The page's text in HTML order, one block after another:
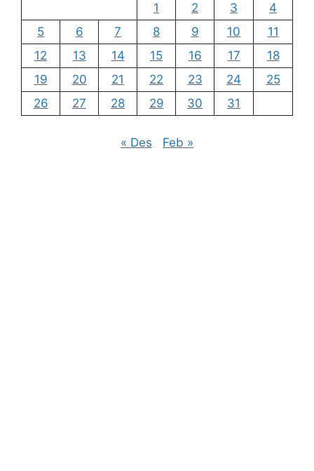
1
2 3
4
5
6 7 8 9 10
11
12
13 14 15 16 17
18
19
20 21 22 23 24
25
26
27 28 29 30 31
« Des Feb »